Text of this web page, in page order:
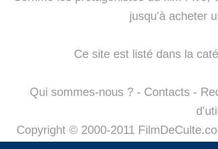
jusqu'à acheter
Ce site est listé dans la
Qui sommes-nous ? - Contacts -
Copyright © 2000-2011